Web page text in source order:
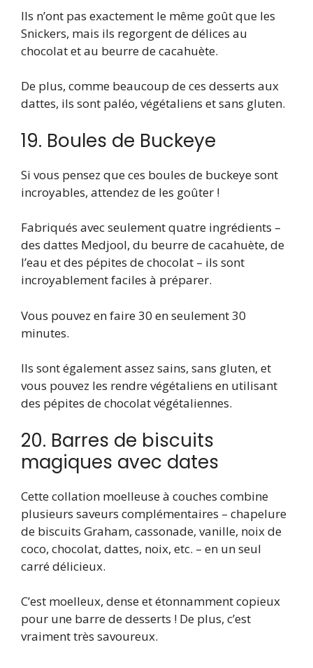
Ils n’ont pas exactement le même goût que les
Snickers, mais ils regorgent de délices au
chocolat et au beurre de cacahuète.
De plus, comme beaucoup de ces desserts aux
dattes, ils sont paléo, végétaliens et sans gluten.
19. Boules de Buckeye
Si vous pensez que ces boules de buckeye sont
incroyables, attendez de les goûter !
Fabriqués avec seulement quatre ingrédients –
des dattes Medjool, du beurre de cacahuète, de
l’eau et des pépites de chocolat – ils sont
incroyablement faciles à préparer.
Vous pouvez en faire 30 en seulement 30
minutes.
Ils sont également assez sains, sans gluten, et
vous pouvez les rendre végétaliens en utilisant
des pépites de chocolat végétaliennes.
20. Barres de biscuits
magiques avec dates
Cette collation moelleuse à couches combine
plusieurs saveurs complémentaires – chapelure
de biscuits Graham, cassonade, vanille, noix de
coco, chocolat, dattes, noix, etc. – en un seul
carré délicieux.
C’est moelleux, dense et étonnamment copieux
pour une barre de desserts ! De plus, c’est
vraiment très savoureux.